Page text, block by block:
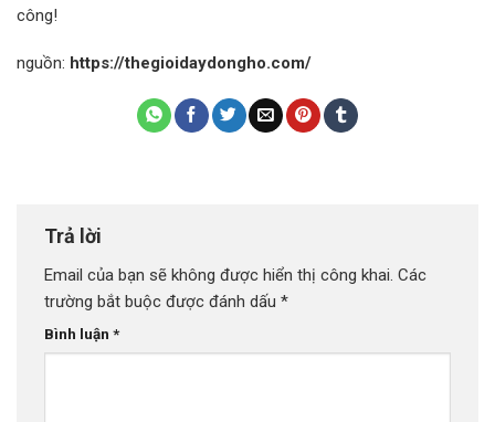
công!
nguồn: https://thegioidaydongho.com/
Trả lời
Email của bạn sẽ không được hiển thị công khai. Các
trường bắt buộc được đánh dấu *
Bình luận *